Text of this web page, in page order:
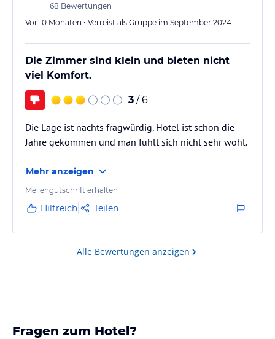
68 Bewertungen
Vor 10 Monaten • Verreist als Gruppe im September 2024
Die Zimmer sind klein und bieten nicht
viel Komfort.
3 / 6
Die Lage ist nachts fragwürdig. Hotel ist schon die
Jahre gekommen und man fühlt sich nicht sehr wohl.
Mehr anzeigen
Meilengutschrift erhalten
Hilfreich Teilen
Alle Bewertungen anzeigen
Fragen zum Hotel?